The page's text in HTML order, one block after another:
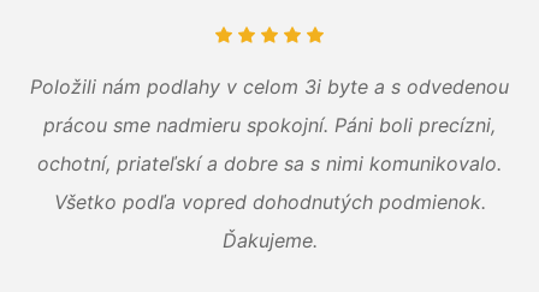
Položili nám podlahy v celom 3i byte a s odvedenou
prácou sme nadmieru spokojní. Páni boli precízni,
ochotní, priateľskí a dobre sa s nimi komunikovalo.
Všetko podľa vopred dohodnutých podmienok.
Ďakujeme.